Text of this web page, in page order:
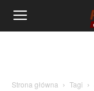
Strona główna Tagi